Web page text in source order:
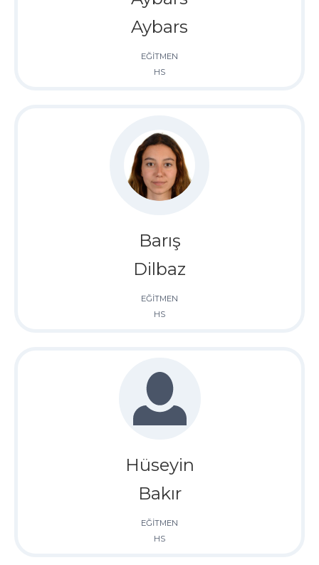
Aybars
EĞİTMEN
HS
Barış
Dilbaz
EĞİTMEN
HS
Hüseyin
Bakır
EĞİTMEN
HS